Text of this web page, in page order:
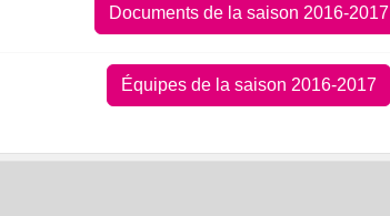
Documents de la saison 2016-2017
Équipes de la saison 2016-2017